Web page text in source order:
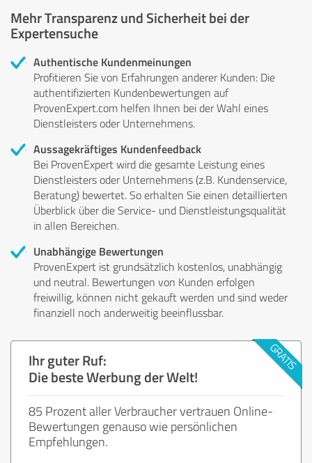
Mehr Transparenz und Sicherheit bei der
Expertensuche
Authentische Kundenmeinungen
Profitieren Sie von Erfahrungen anderer Kunden: Die
authentifizierten Kundenbewertungen auf
ProvenExpert.com helfen Ihnen bei der Wahl eines
Dienstleisters oder Unternehmens.
Aussagekräftiges Kundenfeedback
Bei ProvenExpert wird die gesamte Leistung eines
Dienstleisters oder Unternehmens (z.B. Kundenservice,
Beratung) bewertet. So erhalten Sie einen detaillierten
Überblick über die Service- und Dienstleistungsqualität
in allen Bereichen.
Unabhängige Bewertungen
ProvenExpert ist grundsätzlich kostenlos, unabhängig
und neutral. Bewertungen von Kunden erfolgen
freiwillig, können nicht gekauft werden und sind weder
finanziell noch anderweitig beeinflussbar.
Ihr guter Ruf:
Die beste Werbung der Welt!
85 Prozent aller Verbraucher vertrauen Online-
Bewertungen genauso wie persönlichen
Empfehlungen.